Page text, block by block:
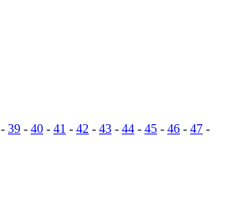
- 39 - 40 - 41 - 42 - 43 - 44 - 45 - 46 - 47 -